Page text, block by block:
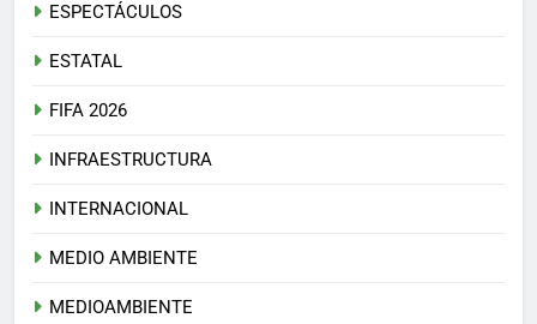
ESPECTÁCULOS
ESTATAL
FIFA 2026
INFRAESTRUCTURA
INTERNACIONAL
MEDIO AMBIENTE
MEDIOAMBIENTE